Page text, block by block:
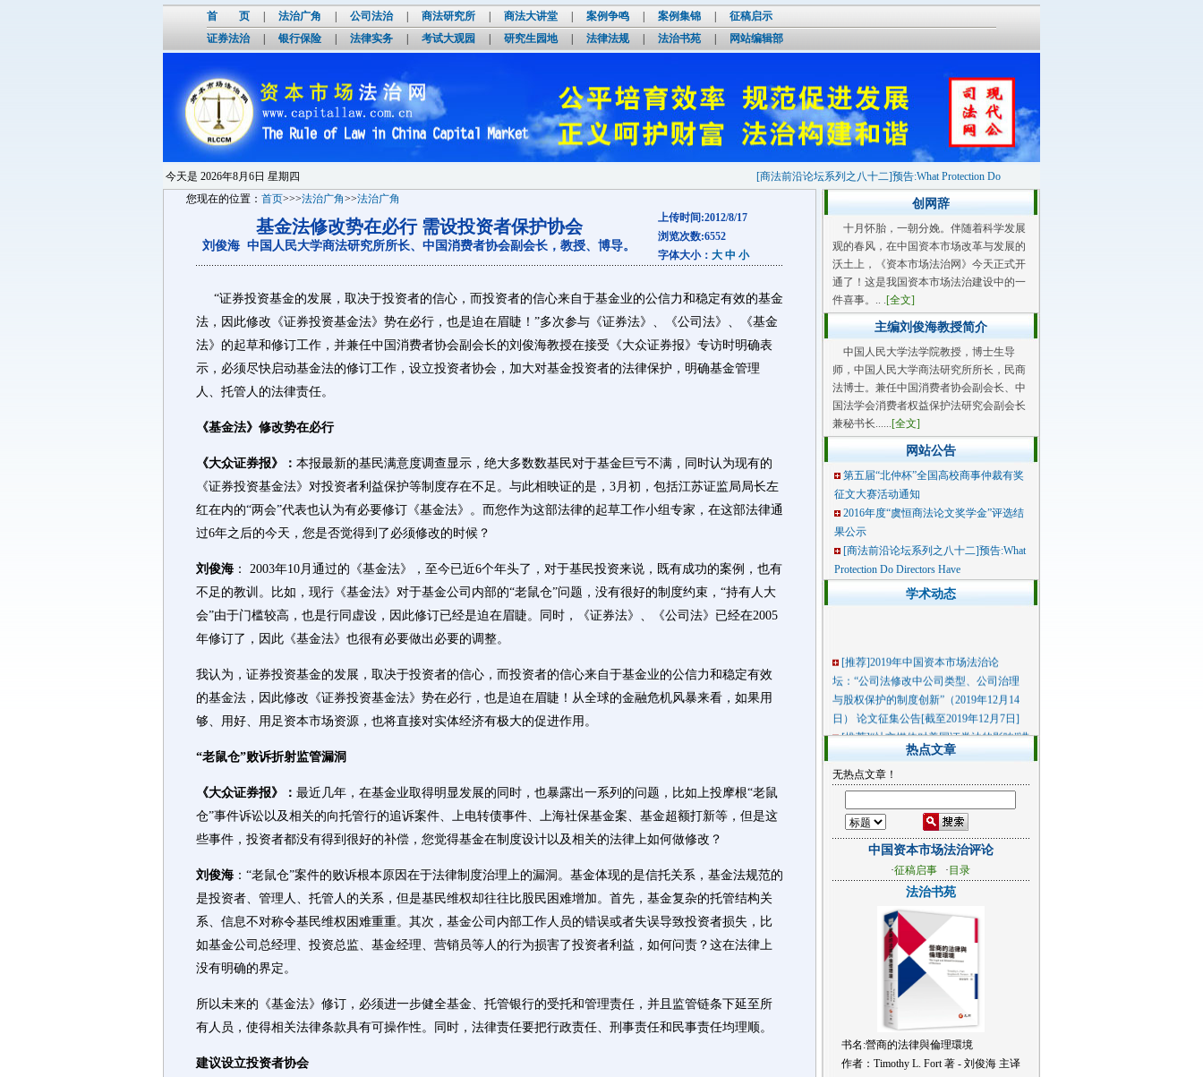
首 页 法治广角 公司法治| 商法研究所 商法大讲堂 案例争鸣 案例集锦
征稿启示
证券法治| 银行保险 法律实务 考试大观园 研究生园地| 法律法规| 法治书苑 网站编辑部
今天是 2026年8月6日 星期四 [商法前沿论坛系列之八十二]预告:What Protection Do Directors Have
您现在的位置： 首页>>>法治广角>>法治广角
基金法修改势在必行 需设投资者保护协会
刘俊海 中国人民大学商法研究所所长、中国消费者协会副会长，教授、博导。
上传时间:2012/8/17
浏览次数:6552
字体大小： 大 中 小
“证券投资基金的发展，取决于投资者的信心，而投资者的信心来自于基金业的公信力和稳定有效的基金
法，因此修改《证券投资基金法》势在必行，也是迫在眉睫！”多次参与《证券法》、《公司法》、《基金
法》的起草和修订工作，并兼任中国消费者协会副会长的刘俊海教授在接受《大众证券报》专访时明确表
示，必须尽快启动基金法的修订工作，设立投资者协会，加大对基金投资者的法律保护，明确基金管理
人、托管人的法律责任。
《基金法》修改势在必行
《大众证券报》： 本报最新的基民满意度调查显示，绝大多数数基民对于基金巨亏不满，同时认为现有的
《证券投资基金法》对投资者利益保护等制度存在不足。与此相映证的是，3月初，包括江苏证监局局长左
红在内的“两会”代表也认为有必要修订《基金法》。而您作为这部法律的起草工作小组专家，在这部法律通
过6年之后的今天，您是否觉得到了必须修改的时候？
刘俊海 ： 2003年10月通过的《基金法》，至今已近6个年头了，对于基民投资来说，既有成功的案例，也有
不足的教训。比如，现行《基金法》对于基金公司内部的“老鼠仓”问题，没有很好的制度约束，“持有人大
会”由于门槛较高，也是行同虚设，因此修订已经是迫在眉睫。同时，《证券法》、《公司法》已经在2005
年修订了，因此《基金法》也很有必要做出必要的调整。
我认为，证券投资基金的发展，取决于投资者的信心，而投资者的信心来自于基金业的公信力和稳定有效
的基金法，因此修改《证券投资基金法》势在必行，也是迫在眉睫！从全球的金融危机风暴来看，如果用
够、用好、用足资本市场资源，也将直接对实体经济有极大的促进作用。
“老鼠仓”败诉折射监管漏洞
《大众证券报》： 最近几年，在基金业取得明显发展的同时，也暴露出一系列的问题，比如上投摩根“老鼠
仓”事件诉讼以及相关的向托管行的追诉案件、上电转债事件、上海社保基金案、基金超额打新等，但是这
些事件，投资者都没有得到很好的补偿，您觉得基金在制度设计以及相关的法律上如何做修改？
刘俊海 ：“老鼠仓”案件的败诉根本原因在于法律制度治理上的漏洞。基金体现的是信托关系，基金法规范的
是投资者、管理人、托管人的关系，但是基民维权却往往比股民困难增加。首先，基金复杂的托管结构关
系、信息不对称令基民维权困难重重。其次，基金公司内部工作人员的错误或者失误导致投资者损失，比
如基金公司总经理、投资总监、基金经理、营销员等人的行为损害了投资者利益，如何问责？这在法律上
没有明确的界定。
所以未来的《基金法》修订，必须进一步健全基金、托管银行的受托和管理责任，并且监管链条下延至所
有人员，使得相关法律条款具有可操作性。同时，法律责任要把行政责任、刑事责任和民事责任均理顺。
建议设立投资者协会
创网辞
十月怀胎，一朝分娩。伴随着科学发展
观的春风，在中国资本市场改革与发展的
沃土上，《资本市场法治网》今天正式开
通了！这是我国资本市场法治建设中的一
件喜事。.. .[全文]
主编刘俊海教授简介
中国人民大学法学院教授，博士生导
师，中国人民大学商法研究所所长，民商
法博士。兼任中国消费者协会副会长、中
国法学会消费者权益保护法研究会副会长
兼秘书长......[全文]
网站公告
第五届“北仲杯”全国高校商事仲裁有奖
征文大赛活动通知
2016年度“虞恒商法论文奖学金”评选结
果公示
[商法前沿论坛系列之八十二]预告:What
Protection Do Directors Have
学术动态
[推荐]2019年中国资本市场法治论
坛：“公司法修改中公司类型、公司治理
与股权保护的制度创新”（2019年12月14
日） 论文征集公告[截至2019年12月7日]
[推荐]“社交媒体对美国证券法的影响”讲
2015年中国资本市场法治论坛：“打造投
资者友好型证券法，推动资本市场治理现
代化”论文征集公告[截至2015年7月2日]
[图文]如何看待政府开发专车软件管市
《中国证券民事赔偿案件司法裁判文书
汇编》正式出版
日本公司法修改的最新发展趋势
热点文章
无热点文章！
中国资本市场法治评论
·征稿启事 · 目录
法治书苑
书名:營商的法律與倫理環境
作者：Timothy L. Fort 著 - 刘俊海 主译